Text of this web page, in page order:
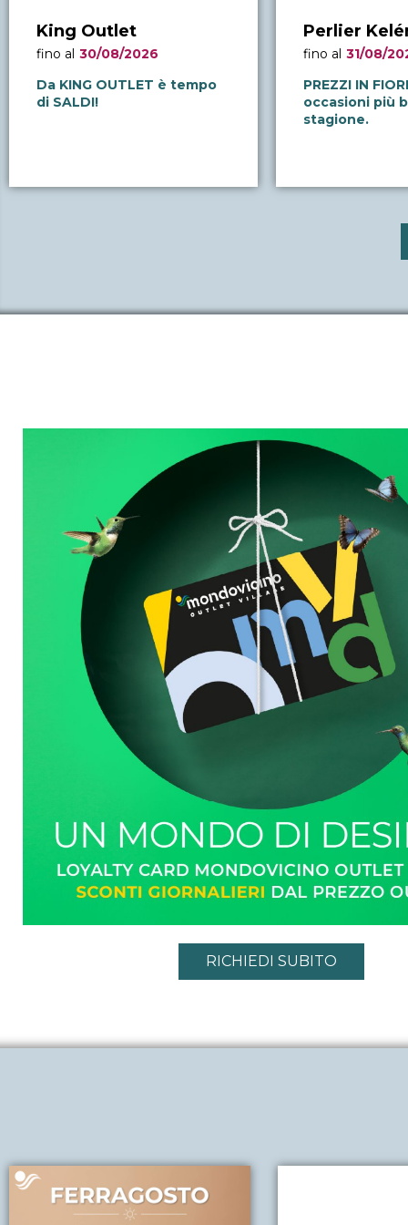
King Outlet
fino al 30/08/2026
Da KING OUTLET è tempo
di SALDI!
Perlier
fino al 31/08/
PREZZI IN
occasioni più
stagione.
RICHIEDI SUBITO